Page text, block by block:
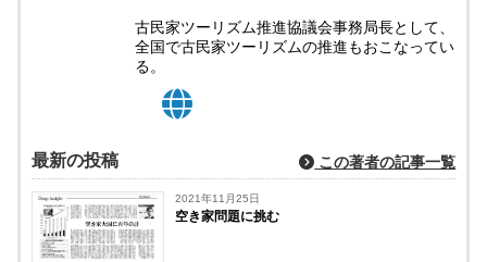
古民家ツーリズム推進協議会事務局長として、
全国で古民家ツーリズムの推進もおこなってい
る。
最新の投稿 この著者の記事一覧
2021年11月25日
空き家問題に挑む